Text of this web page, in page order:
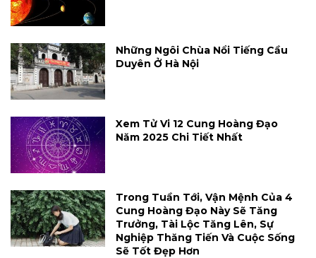
Những Ngôi Chùa Nổi Tiếng Cầu
Duyên Ở Hà Nội
Xem Tử Vi 12 Cung Hoàng Đạo
Năm 2025 Chi Tiết Nhất
Trong Tuần Tới, Vận Mệnh Của 4
Cung Hoàng Đạo Này Sẽ Tăng
Trưởng, Tài Lộc Tăng Lên, Sự
Nghiệp Thăng Tiến Và Cuộc Sống
Sẽ Tốt Đẹp Hơn